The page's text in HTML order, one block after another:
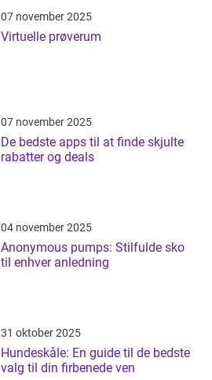
07 november 2025
Virtuelle prøverum
07 november 2025
De bedste apps til at finde skjulte
rabatter og deals
04 november 2025
Anonymous pumps: Stilfulde sko
til enhver anledning
31 oktober 2025
Hundeskåle: En guide til de bedste
valg til din firbenede ven